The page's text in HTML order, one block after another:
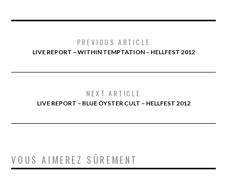
PREVIOUS ARTICLE
LIVE REPORT – WITHIN TEMPTATION – HELLFEST 2012
NEXT ARTICLE
LIVE REPORT – BLUE ÖYSTER CULT – HELLFEST 2012
VOUS AIMEREZ SÛREMENT